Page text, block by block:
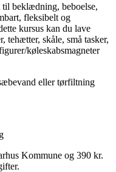
beklædning, beboelse,
fleksibelt og
kursus kan du lave
tehætter, skåle, små tasker,
køleskabsmagneter
eller tørfiltning
Kommune og 390 kr.